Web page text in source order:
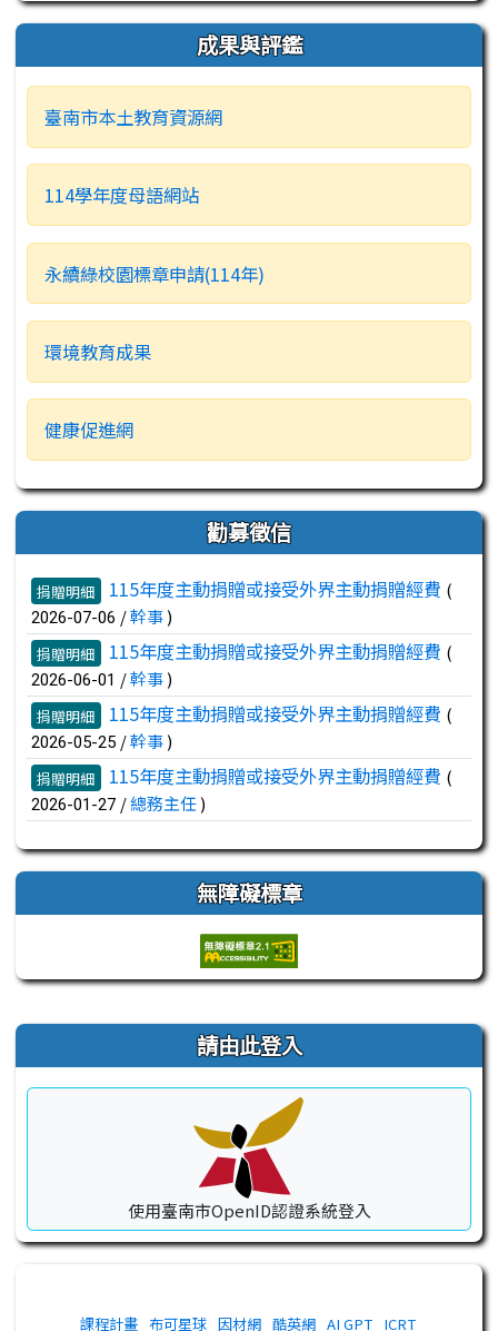
成果與評鑑
臺南市本土教育資源網
114學年度母語網站
永續綠校園標章申請(114年)
環境教育成果
健康促進網
勸募徵信
文章列表
捐贈明細 115年度主動捐贈或接受外界主動捐贈經費 (
2026-07-06 /幹事)
捐贈明細 115年度主動捐贈或接受外界主動捐贈經費 (
2026-06-01 /幹事)
捐贈明細 115年度主動捐贈或接受外界主動捐贈經費 (
2026-05-25 /幹事)
捐贈明細 115年度主動捐贈或接受外界主動捐贈經費 (
2026-01-27 /總務主任)
無障礙標章
右邊區域內容 請由此登入
使用臺南市OpenID認證系統登入
課程計畫 布可星球 因材網 酷英網 AI GPT ICRT